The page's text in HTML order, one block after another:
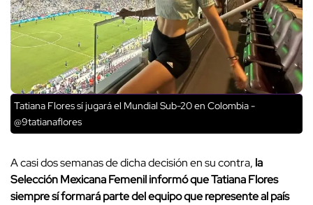
Tatiana Flores sí jugará el Mundial Sub-20 en Colombia -
@9tatianaflores
A casi dos semanas de dicha decisión en su contra, la
Selección Mexicana Femenil informó que Tatiana Flores
siempre sí formará parte del equipo que represente al país